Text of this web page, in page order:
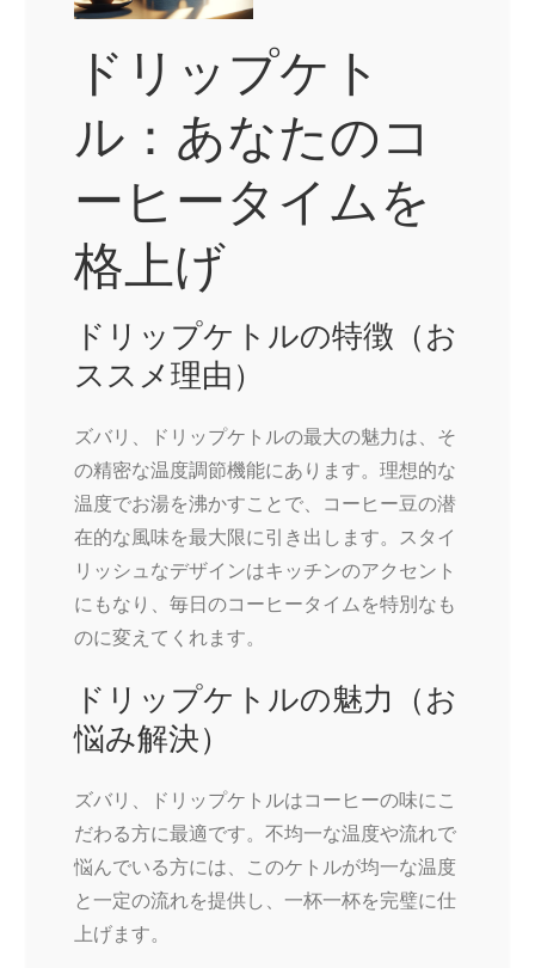
ドリップケト
ル：あなたのコ
ーヒータイムを
格上げ
ドリップケトルの特徴（お
ススメ理由）
ズバリ、ドリップケトルの最大の魅力は、そ
の精密な温度調節機能にあります。理想的な
温度でお湯を沸かすことで、コーヒー豆の潜
在的な風味を最大限に引き出します。スタイ
リッシュなデザインはキッチンのアクセント
にもなり、毎日のコーヒータイムを特別なも
のに変えてくれます。
ドリップケトルの魅力（お
悩み解決）
ズバリ、ドリップケトルはコーヒーの味にこ
だわる方に最適です。不均一な温度や流れで
悩んでいる方には、このケトルが均一な温度
と一定の流れを提供し、一杯一杯を完璧に仕
上げます。